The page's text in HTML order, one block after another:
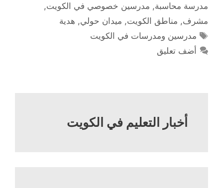
مدرسة محاسبة, مدرسين خصوصي في الكويت,
مشرف, مناطق الكويت, ميدان حولي, هدية
الوسوم
مدرسين ومدرسات في الكويت
أضف تعليق
أخبار التعليم في الكويت